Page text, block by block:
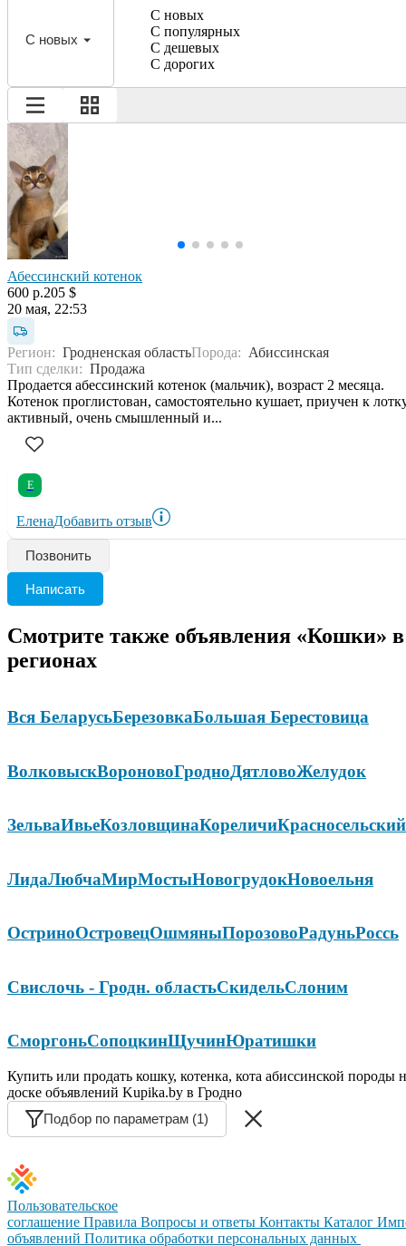
С новых
С новых
С популярных
С дешевых
С дорогих
Абессинский котенок
600 р.205 $
20 мая, 22:53
Регион: Гродненская областьПорода: Абиссинская
Тип сделки: Продажа
Продается абессинский котенок (мальчик), возраст 2 месяца.
Котенок проглистован, самостоятельно кушает, приучен к
активный, очень смышленный и...
Е
ЕленаДобавить отзыв
Позвонить
Написать
Смотрите также объявления «Кошки» в
регионах
Вся БеларусьБерезовкаБольшая Берестовица
ВолковыскВороновоГродноДятловоЖелудок
ЗельваИвьеКозловщинаКореличиКрасносельский
ЛидаЛюбчаМирМостыНовогрудокНовоельня
ОстриноОстровецОшмяныПорозовоРадуньРоссь
Свислочь - Гродн. областьСкидельСлоним
СморгоньСопоцкинЩучинЮратишки
Купить или продать кошку, котенка, кота абиссинской породы
доске объявлений Kupika.by в Гродно
Подбор по параметрам (1)
Пользовательское
соглашение Правила Вопросы и ответы Контакты Каталог
объявлений Политика обработки персональных данных